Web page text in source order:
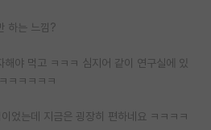
하는 느낌?
야 먹고 ㅋㅋㅋ 심지어 같이 연구실에 있
ㅋㅋㅋㅋㅋ
었는데 지금은 굉장히 편하네요 ㅋㅋㅋㅋ